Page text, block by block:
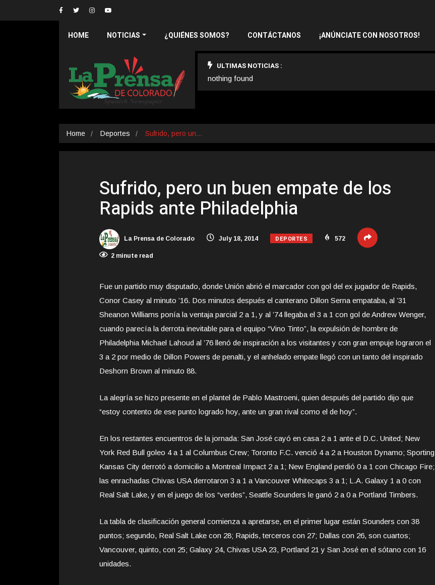
HOME NOTICIAS ¿QUIÉNES SOMOS? CONTÁCTANOS ¡ANÚNCIATE CON NOSOTROS!
ULTIMAS NOTICIAS :
nothing found
Home Deportes Sufrido, pero un…
Sufrido, pero un buen empate de los
Rapids ante Philadelphia
La Prensa de Colorado July 18, 2014 DEPORTES 572
2 minute read
Fue un partido muy disputado, donde Unión abrió el marcador con gol del ex jugador de Rapids,
Conor Casey al minuto ’16. Dos minutos después el canterano Dillon Serna empataba, al ’31
Sheanon Williams ponía la ventaja parcial 2 a 1, y al ’74 llegaba el 3 a 1 con gol de Andrew Wenger,
cuando parecía la derrota inevitable para el equipo “Vino Tinto”, la expulsión de hombre de
Philadelphia Michael Lahoud al ’76 llenó de inspiración a los visitantes y con gran empuje lograron el
3 a 2 por medio de Dillon Powers de penalti, y el anhelado empate llegó con un tanto del inspirado
Deshorn Brown al minuto 88.
La alegría se hizo presente en el plantel de Pablo Mastroeni, quien después del partido dijo que
“estoy contento de ese punto logrado hoy, ante un gran rival como el de hoy”.
En los restantes encuentros de la jornada: San José cayó en casa 2 a 1 ante el D.C. United; New
York Red Bull goleo 4 a 1 al Columbus Crew; Toronto F.C. venció 4 a 2 a Houston Dynamo; Sporting
Kansas City derrotó a domicilio a Montreal Impact 2 a 1; New England perdió 0 a 1 con Chicago Fire;
las enrachadas Chivas USA derrotaron 3 a 1 a Vancouver Whitecaps 3 a 1; L.A. Galaxy 1 a 0 con
Real Salt Lake, y en el juego de los “verdes”, Seattle Sounders le ganó 2 a 0 a Portland Timbers.
La tabla de clasificación general comienza a apretarse, en el primer lugar están Sounders con 38
puntos; segundo, Real Salt Lake con 28; Rapids, terceros con 27; Dallas con 26, son cuartos;
Vancouver, quinto, con 25; Galaxy 24, Chivas USA 23, Portland 21 y San José en el sótano con 16
unidades.